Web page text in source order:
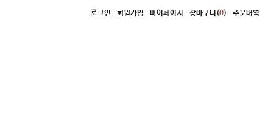
로그인 회원가입 마이페이지 장바구니(0) 주문내역